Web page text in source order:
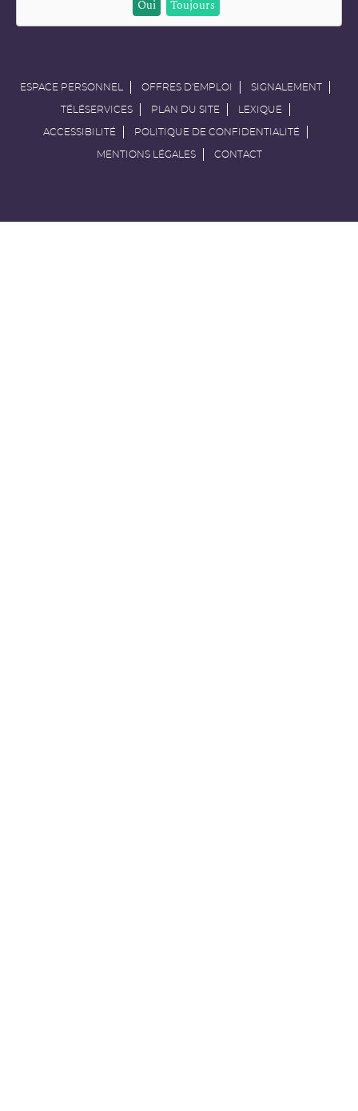
Oui
Toujours
ESPACE PERSONNEL OFFRES D'EMPLOI SIGNALEMENT
TÉLÉSERVICES PLAN DU SITE LEXIQUE
ACCESSIBILITÉ POLITIQUE DE CONFIDENTIALITÉ
MENTIONS LÉGALES CONTACT